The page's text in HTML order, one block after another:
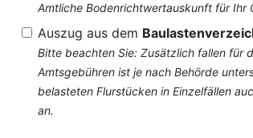
Amtliche Bodenrichtwertauskunft für Ihr
Auszug aus dem
Bitte beachten Sie: Zusätzlich fallen für
Amtsgebühren ist je nach Behörde
belasteten Flurstücken in Einzelfällen
an.